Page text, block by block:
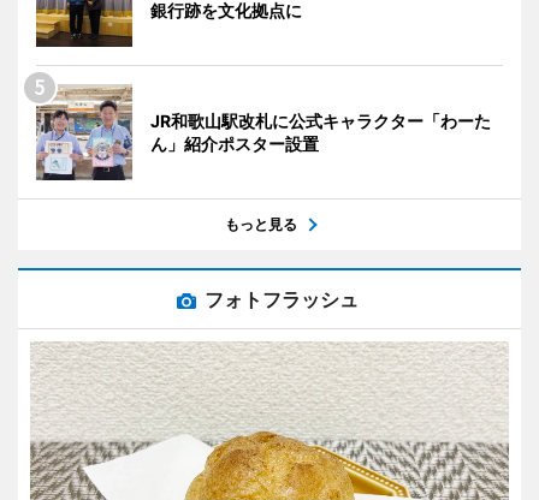
銀行跡を文化拠点に
JR和歌山駅改札に公式キャラクター「わーた
ん」紹介ポスター設置
もっと見る
フォトフラッシュ